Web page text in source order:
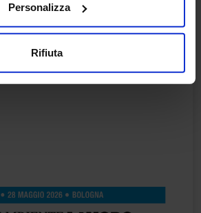
Personalizza
Rifiuta
DALL’8 AL 10 GIUGNO
Bologna, 4 giugno 2026 –
di Ambiente...